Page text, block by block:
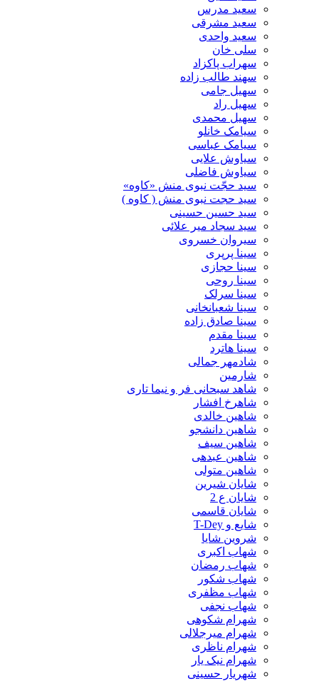
سعید مدرس
سعید مشرقی
سعید واحدی
سلی خان
سهراب پاکزاد
سهند طالب زاده
سهیل جامی
سهیل راد
سهیل محمدی
سیامک خانلو
سیامک عباسی
سیاوش علایی
سیاوش فاضلی
سید حجّت نبوی منش «کاوه»
سید حجت نبوی منش ( کاوه )
سید حسین حسینى
سید سجاد میر علائی
سیروان خسروی
سینا پرپری
سینا حجازی
سینا روحی
سینا سرلک
سینا شعبانخانی
سینا صادق زاده
سینا مقدم
سینا هاترد
شادمهر جمالی
شارمین
شاهد سبحانی فر و نیما تاری
شاهرخ افشار
شاهین خالدی
شاهین دانشجو
شاهین سیف
شاهین عبدهی
شاهین متولی
شایان شیرین
شایان ع 2
شایان قاسمی
شایع و T-Dey
شروین شایا
شهاب اکبری
شهاب رمضان
شهاب شکور
شهاب مظفری
شهاب نجفی
شهرام شکوهی
شهرام میرجلالی
شهرام ناظری
شهرام نیک یار
شهریار حسینی